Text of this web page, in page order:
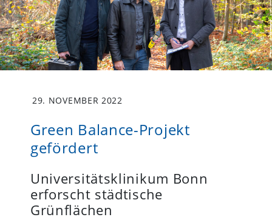
29. NOVEMBER 2022
Green Balance-Projekt
gefördert
Universitätsklinikum Bonn
erforscht städtische
Grünflächen